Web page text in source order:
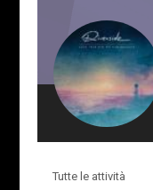
Tutte le attività